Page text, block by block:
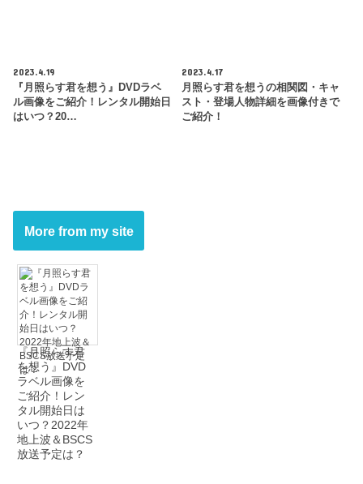
2023.4.19
『月照らす君を想う』DVDラベ
ル画像をご紹介！レンタル開始日
はいつ？20…
2023.4.17
月照らす君を想うの相関図・キャ
スト・登場人物詳細を画像付きで
ご紹介！
More from my site
『月照らす君
を想う』DVD
ラベル画像を
ご紹介！レン
タル開始日は
いつ？2022年
地上波＆BSCS
放送予定は？